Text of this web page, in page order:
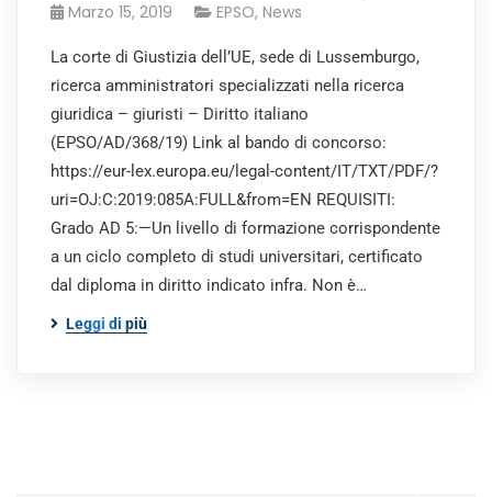
Marzo 15, 2019 EPSO, News
La corte di Giustizia dell’UE, sede di Lussemburgo,
ricerca amministratori specializzati nella ricerca
giuridica – giuristi – Diritto italiano
(EPSO/AD/368/19) Link al bando di concorso:
https://eur-lex.europa.eu/legal-content/IT/TXT/PDF/?
uri=OJ:C:2019:085A:FULL&from=EN REQUISITI:
Grado AD 5:—Un livello di formazione corrispondente
a un ciclo completo di studi universitari, certificato
dal diploma in diritto indicato infra. Non è…
Leggi di più